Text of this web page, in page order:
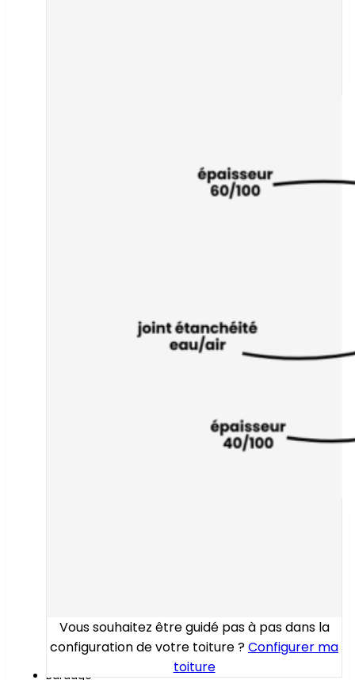
Vous souhaitez être guidé pas à pas dans la
configuration de votre toiture ?Configurer ma
toiture
Bardage